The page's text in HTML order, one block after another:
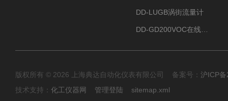
DD-LUGB涡街流量计
版权所有 © 2026 上海典达自动化仪表有限公司 备案号： 沪ICP
技术支持： 化工仪器网 管理登陆 sitemap.xml